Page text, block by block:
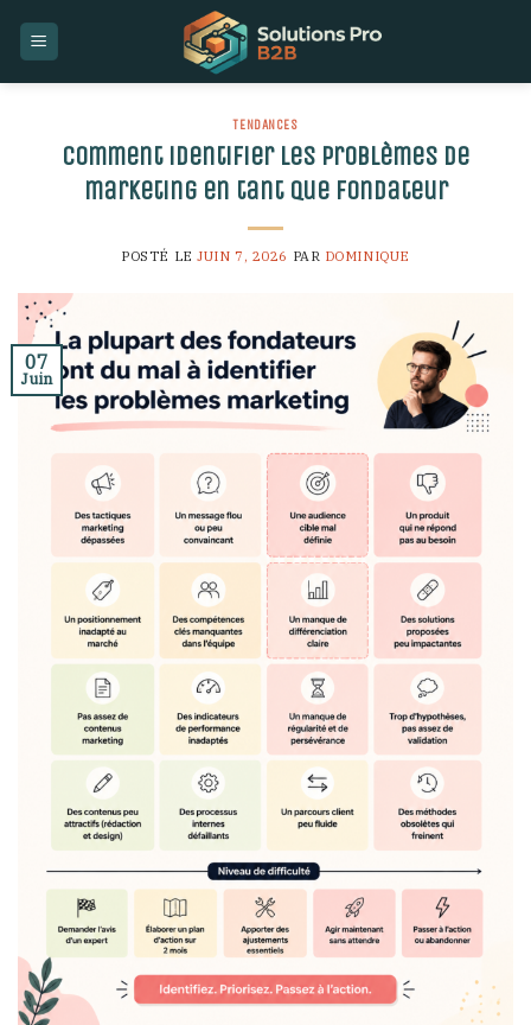
TENDANCES
Comment identifier les problèmes de
marketing en tant que fondateur
POSTÉ LEJUIN 7, 2026 PAR DOMINIQUE
07
Juin